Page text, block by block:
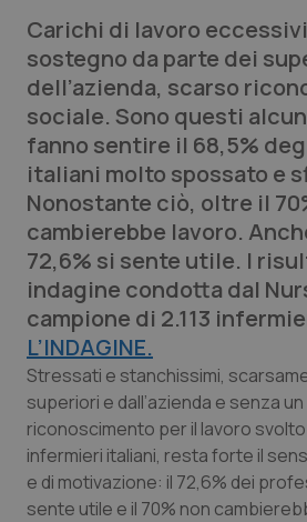
Lettere al direttore
Edizioni Regionali
QS Pro
Professionisti Sanitari.AI
Abruzzo
Basilicata
Calabria
Campania
Emilia-Romagna
QS Pro Gold
Artrite & artrosi
Asma & BPCO
Car-T
Colesterolo &
QS Club Newsletter
Carichi di lavoro
sostegno da parte dei
dell’azienda, scarso
sociale. Sono questi
fanno sentire il 68,5%
italiani molto spossato e
Nonostante ciò, oltre il
cambierebbe lavoro.
72,6% si sente utile. I
indagine condotta dal
campione di 2.113
L’INDAGINE.
Stressati e stanchissimi,
superiori e dall’azienda e senza
riconoscimento per il lavoro
infermieri italiani, resta forte il
e di motivazione: il 72,6% dei
sente utile e il 70% non